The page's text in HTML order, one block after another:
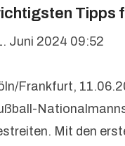
Tipps
Juni 2024 09:52
Frankfurt,
Mit den